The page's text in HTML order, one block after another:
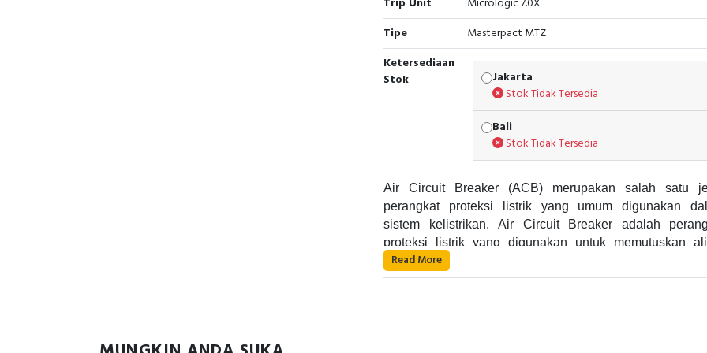
Tipe
Masterpact MTZ
Ketersediaan
Stok
Jakarta
Stok Tidak Tersedia
Bali
Stok Tidak Tersedia
Air Circuit Breaker (ACB) merupakan salah satu
perangkat proteksi listrik yang umum digunakan
sistem kelistrikan. Air Circuit Breaker adalah
proteksi listrik yang digunakan untuk memutuskan
listrik pada suatu rangkaian listrik saat terjadi gangguan
kelebihan arus. Alat ini umumnya digunakan di dalam
Air Circuit Breaker bekerja dengan cara memutuskan
Read More